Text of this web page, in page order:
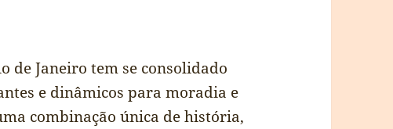
de Janeiro tem se consolidado
e dinâmicos para moradia e
combinação única de história,